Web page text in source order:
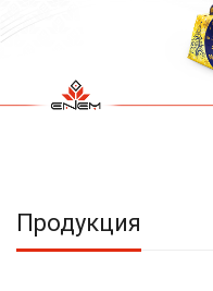
Пластикові тубуси
Продукция